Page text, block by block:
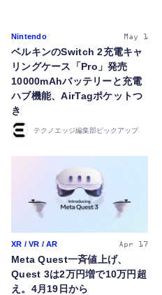
Nintendo May 1
ベルキンのSwitch 2充電キャ
リングケース「Pro」発売
10000mAhバッテリーと充電
ハブ機能、AirTagポケットつ
き
テクノエッジ編集部ピックアップ
XR / VR / AR Apr 17
Meta Quest一斉値上げ、
Quest 3は2万円増で10万円超
え。4月19日から